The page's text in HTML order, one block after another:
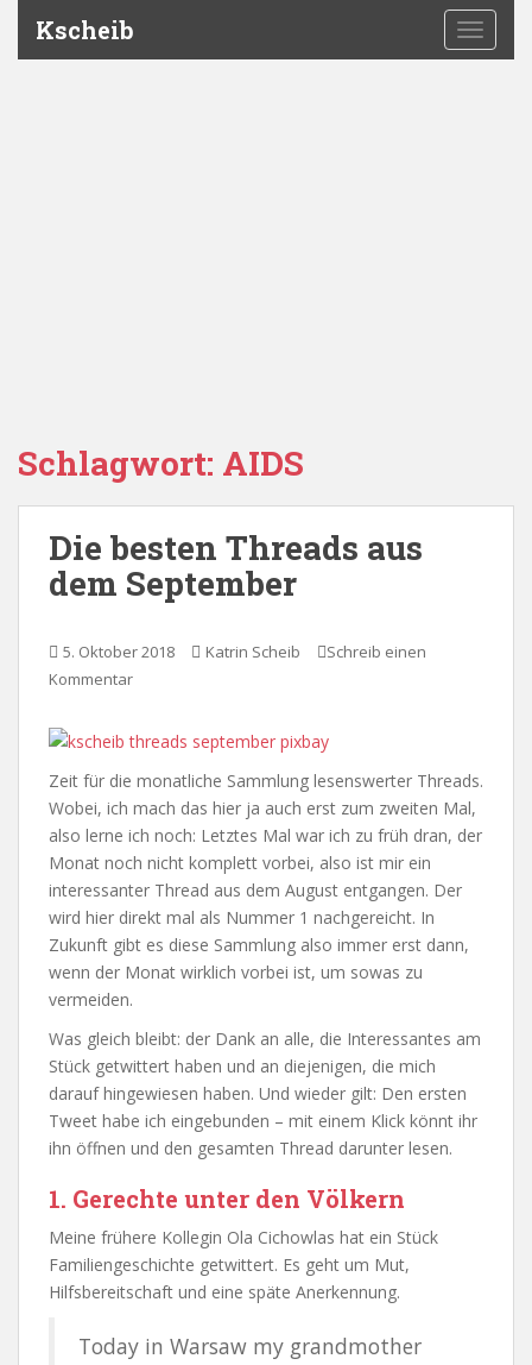
Kscheib
Schlagwort: AIDS
Die besten Threads aus
dem September
5. Oktober 2018 Katrin Scheib
Schreib einen
Kommentar
Zeit für die monatliche Sammlung lesenswerter Threads.
Wobei, ich mach das hier ja auch erst zum zweiten Mal,
also lerne ich noch: Letztes Mal war ich zu früh dran, der
Monat noch nicht komplett vorbei, also ist mir ein
interessanter Thread aus dem August entgangen. Der
wird hier direkt mal als Nummer 1 nachgereicht. In
Zukunft gibt es diese Sammlung also immer erst dann,
wenn der Monat wirklich vorbei ist, um sowas zu
vermeiden.
Was gleich bleibt: der Dank an alle, die Interessantes am
Stück getwittert haben und an diejenigen, die mich
darauf hingewiesen haben. Und wieder gilt: Den ersten
Tweet habe ich eingebunden – mit einem Klick könnt ihr
ihn öffnen und den gesamten Thread darunter lesen.
1. Gerechte unter den Völkern
Meine frühere Kollegin Ola Cichowlas hat ein Stück
Familiengeschichte getwittert. Es geht um Mut,
Hilfsbereitschaft und eine späte Anerkennung.
Today in Warsaw my grandmother